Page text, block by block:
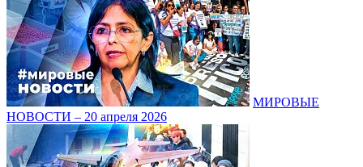
МИРОВЫЕ
НОВОСТИ – 20 апреля 2026